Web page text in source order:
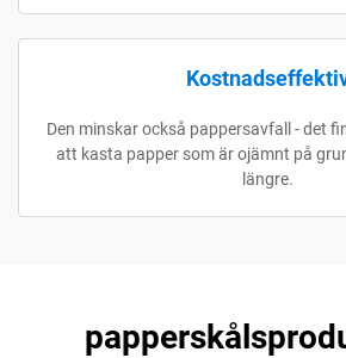
Den minskar också pappersavfall - det
att kasta papper som är ojämnt på
längre.